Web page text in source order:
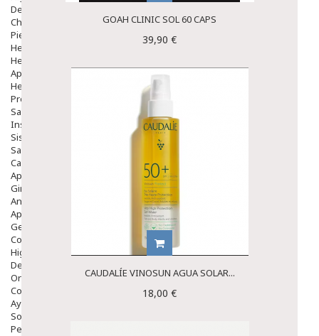
Deshabituación Tabaquismo
Chicles
Piel
Herpes Y Hongos
Heridas Y úlceras
Aparato Genital
Hemorroides
Protectores Y Emolientes
Salud
Insomnio
Sistema Nervioso
Salud Bucodental
Capilar
Apósitos
Ginecología
Anticonceptivos
Aparato Genital
Gente Mayor
Cosmética
Higiene
Dentales
Ortopedia
Complementos Nutricionales.
Ayudas
Solares
Pedido express
GOAH CLINIC SOL 60 CAPS
39,90 €
CAUDALÍE VINOSUN AGUA SOLAR...
18,00 €